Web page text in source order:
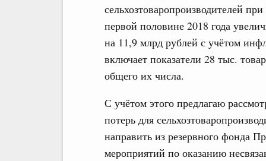
сельхозтоваропроизводителей
первой половине 2018 года
на 11,9 млрд рублей с учётом
включает показатели 28 тыс.
общего их числа.
С учётом этого предлагаю
потерь для
направить из резервного фонда
мероприятий по оказанию